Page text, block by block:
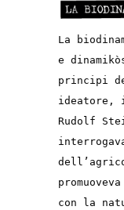
La
e
principi
ideatore,
Rudolf
con la